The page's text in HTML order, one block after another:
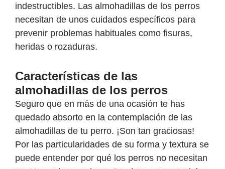
indestructibles. Las almohadillas de los perros
necesitan de unos cuidados específicos para
prevenir problemas habituales como fisuras,
heridas o rozaduras.
Características de las
almohadillas de los perros
Seguro que en más de una ocasión te has
quedado absorto en la contemplación de las
almohadillas de tu perro. ¡Son tan graciosas!
Por las particularidades de su forma y textura se
puede entender por qué los perros no necesitan